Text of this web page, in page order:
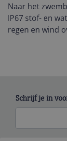
Naar het
IP67 stof- en
regen en wind
Schrijf je in